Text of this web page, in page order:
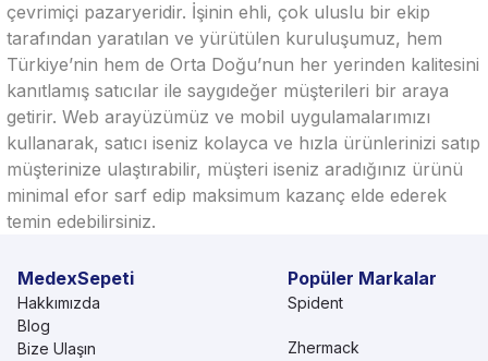
çevrimiçi pazaryeridir. İşinin ehli, çok uluslu bir ekip
tarafından yaratılan ve yürütülen kuruluşumuz, hem
Türkiye’nin hem de Orta Doğu’nun her yerinden kalitesini
kanıtlamış satıcılar ile saygıdeğer müşterileri bir araya
getirir. Web arayüzümüz ve mobil uygulamalarımızı
kullanarak, satıcı iseniz kolayca ve hızla ürünlerinizi satıp
müşterinize ulaştırabilir, müşteri iseniz aradığınız ürünü
minimal efor sarf edip maksimum kazanç elde ederek
temin edebilirsiniz.
MedexSepeti
Hakkımızda
Blog
Bize Ulaşın
Popüler Markalar
Spident
Zhermack